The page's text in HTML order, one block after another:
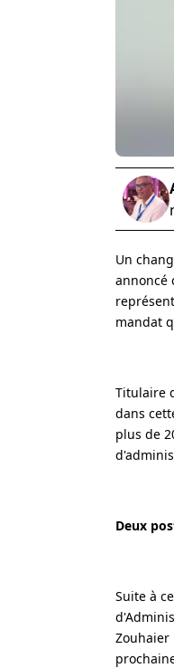
Un
annoncé
mandat
Titulaire
dans
plus de
Deux
Suite à
Zouhaier